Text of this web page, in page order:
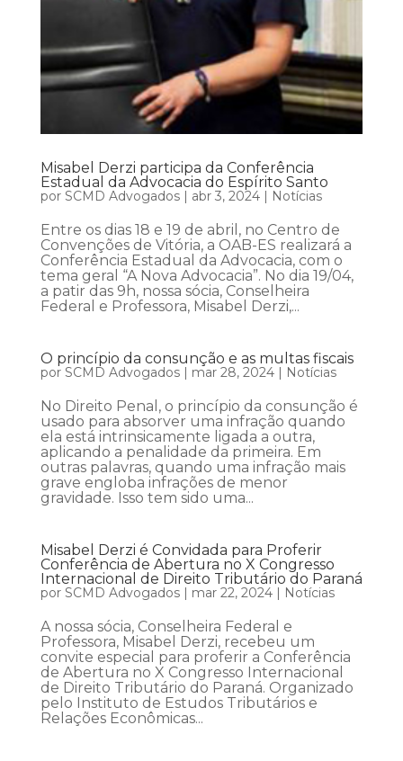
Misabel Derzi participa da Conferência
Estadual da Advocacia do Espírito Santo
por SCMD Advogados| abr 3, 2024| Notícias
Entre os dias 18 e 19 de abril, no Centro de
Convenções de Vitória, a OAB-ES realizará a
Conferência Estadual da Advocacia, com o
tema geral “A Nova Advocacia”. No dia 19/04,
a patir das 9h, nossa sócia, Conselheira
Federal e Professora, Misabel Derzi,...
O princípio da consunção e as multas fiscais
por SCMD Advogados| mar 28, 2024| Notícias
No Direito Penal, o princípio da consunção é
usado para absorver uma infração quando
ela está intrinsicamente ligada a outra,
aplicando a penalidade da primeira. Em
outras palavras, quando uma infração mais
grave engloba infrações de menor
gravidade. Isso tem sido uma...
Misabel Derzi é Convidada para Proferir
Conferência de Abertura no X Congresso
Internacional de Direito Tributário do Paraná
por SCMD Advogados| mar 22, 2024| Notícias
A nossa sócia, Conselheira Federal e
Professora, Misabel Derzi, recebeu um
convite especial para proferir a Conferência
de Abertura no X Congresso Internacional
de Direito Tributário do Paraná. Organizado
pelo Instituto de Estudos Tributários e
Relações Econômicas...